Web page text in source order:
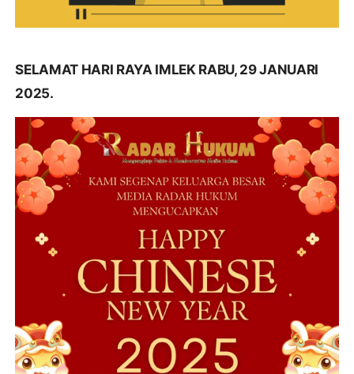
SELAMAT HARI RAYA IMLEK RABU, 29 JANUARI
2025.